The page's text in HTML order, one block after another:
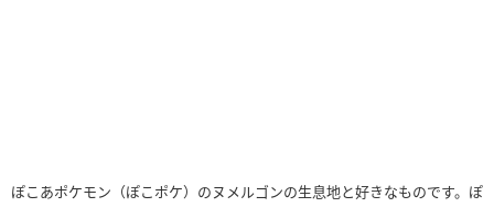
ぽこあポケモン（ぽこポケ）のヌメルゴンの生息地と好きなものです。ぽ